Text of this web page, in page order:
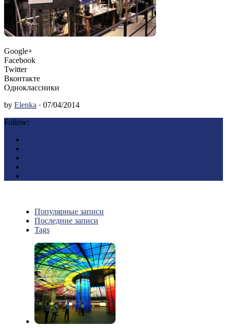
Google+
Facebook
Twitter
Вконтакте
Одноклассники
by Elenka · 07/04/2014
Follow:
Популярные записи
Последние записи
Tags